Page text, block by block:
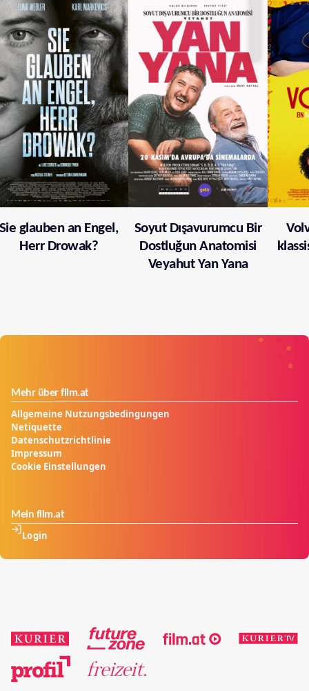
glauben an Engel,
Herr Drowak?
Soyut Dışavurumcu Bir
Dostluğun Anatomisi
Veyahut Yan Yana
Mehr über film.at
Allgemeine Nutzungsbedingungen
Netiquette
Datenschutzrichtlinie
Impressum
Cookie Einstellungen
Mein film.at
Login